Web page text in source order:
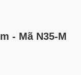
- Mã N35-M